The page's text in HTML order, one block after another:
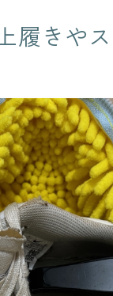
履きや